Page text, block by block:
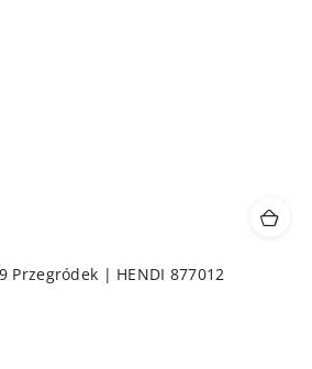
Przegródek | HENDI 877012